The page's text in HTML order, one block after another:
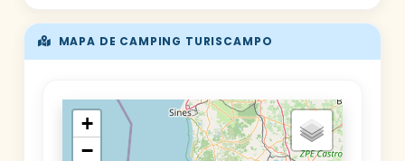
MAPA DE CAMPING TURISCAMPO
+
−